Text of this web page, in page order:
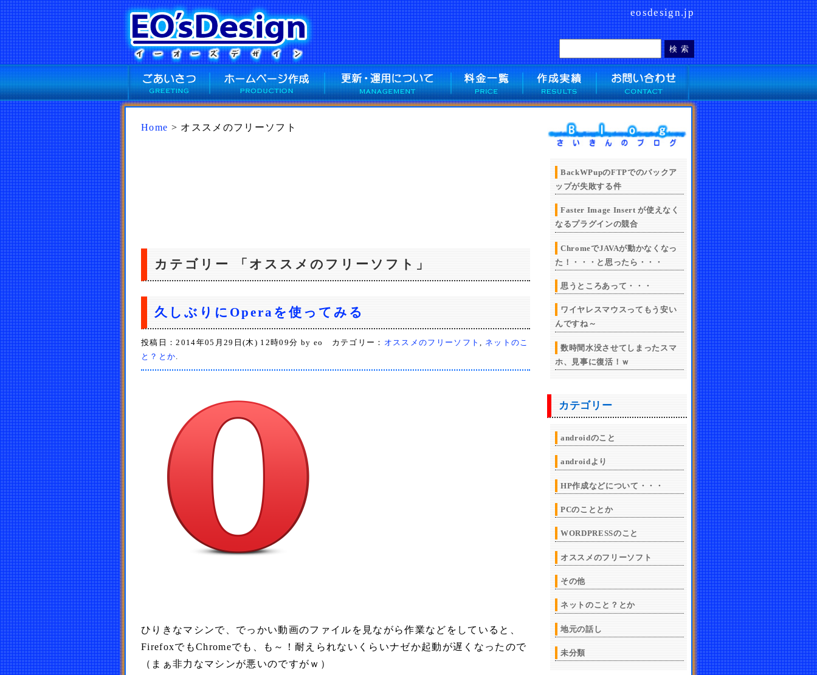
eosdesign.jp
Home > オススメのフリーソフト
カテゴリー 「オススメのフリーソフト」
久しぶりにOperaを使ってみる
投稿日：2014年05月29日(木) 12時09分 by eo カテゴリー： オススメのフリーソフト, ネットのこ
と？とか.
ひりきなマシンで、でっかい動画のファイルを見ながら作業などをしていると、
FirefoxでもChromeでも、も～！耐えられないくらいナゼか起動が遅くなったので
（まぁ非力なマシンが悪いのですがｗ）
BackWPupのFTPでのバックア
ップが失敗する件
Faster Image Insert が使えなく
なるプラグインの競合
ChromeでJAVAが動かなくなっ
た！・・・と思ったら・・・
思うところあって・・・
ワイヤレスマウスってもう安い
んですね～
数時間水没させてしまったスマ
ホ、見事に復活！ｗ
カテゴリー
androidのこと
androidより
HP作成などについて・・・
PCのこととか
WORDPRESSのこと
オススメのフリーソフト
その他
ネットのこと？とか
地元の話し
未分類